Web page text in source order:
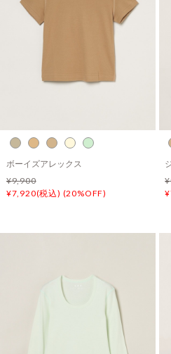
ボーイズアレックス
¥9,900
¥7,920(税込) (20%OFF)